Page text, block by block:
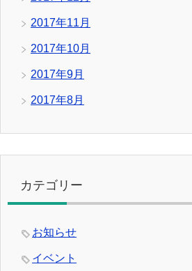
2017年11月
2017年10月
2017年9月
2017年8月
カテゴリー
お知らせ
イベント